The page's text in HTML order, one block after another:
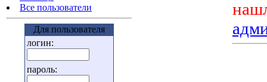
Все пользователи
Для пользователя
логин:
пароль: